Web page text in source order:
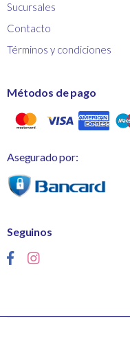
Sucursales
Contacto
Términos y condiciones
Métodos de pago
Asegurado por:
Seguinos